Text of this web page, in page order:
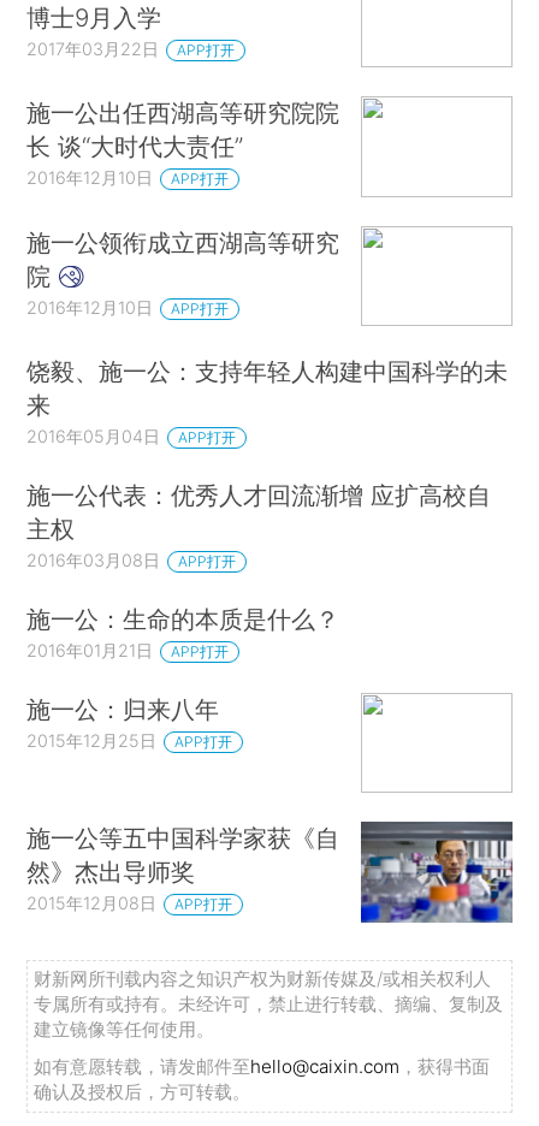
博士9月入学
2017年03月22日 APP打开
施一公出任西湖高等研究院院
长 谈“大时代大责任”
2016年12月10日 APP打开
施一公领衔成立西湖高等研究
院
2016年12月10日 APP打开
饶毅、施一公：支持年轻人构建中国科学的未
来
2016年05月04日 APP打开
施一公代表：优秀人才回流渐增 应扩高校自
主权
2016年03月08日 APP打开
施一公：生命的本质是什么？
2016年01月21日 APP打开
施一公：归来八年
2015年12月25日 APP打开
施一公等五中国科学家获《自
然》杰出导师奖
2015年12月08日 APP打开
财新网所刊载内容之知识产权为财新传媒及/或相关权利人
专属所有或持有。未经许可，禁止进行转载、摘编、复制及
建立镜像等任何使用。
如有意愿转载，请发邮件至hello@caixin.com ，获得书面
确认及授权后，方可转载。